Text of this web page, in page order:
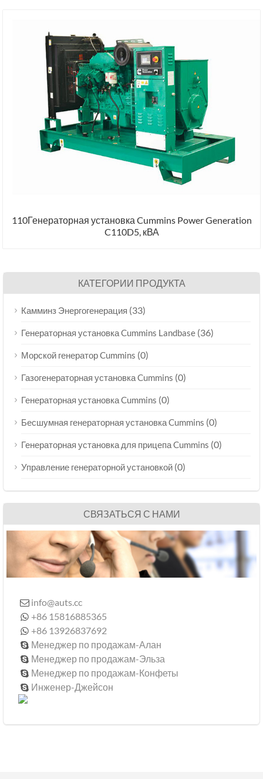
110Генераторная установка Cummins Power Generation
C110D5, кВА
КАТЕГОРИИ ПРОДУКТА
Камминз Энергогенерация (33)
Генераторная установка Cummins Landbase (36)
Морской генератор Cummins (0)
Газогенераторная установка Cummins (0)
Генераторная установка Cummins (0)
Бесшумная генераторная установка Cummins (0)
Генераторная установка для прицепа Cummins (0)
Управление генераторной установкой (0)
СВЯЗАТЬСЯ С НАМИ
 info@auts.cc
 +86 15816885365
 +86 13926837692
 Менеджер по продажам-Алан
 Менеджер по продажам-Эльза
 Менеджер по продажам-Конфеты
 Инженер-Джейсон